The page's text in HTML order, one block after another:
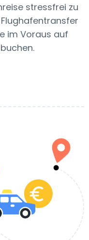
stressfrei zu
im Voraus auf